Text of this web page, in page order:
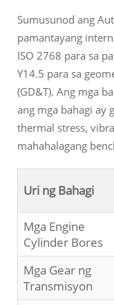
Sumusunod ang
pamantayang
ISO 2768 para sa
Y14.5 para sa
(GD&T). Ang mga
ang mga bahagi ay
thermal stress,
mahahalagang
Uri ng Bahagi
Mga Engine
Cylinder Bores
Mga Gear ng
Transmisyon